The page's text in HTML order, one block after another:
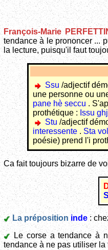
François-Marie
tendance à le prononcer ...
la lecture, puisqu'il faut
Ssu /adjectif
une personne ou
pane hè seccu .
prothétique : Issu
Stu /adjectif
interessente . Sta
poésie) prend l'i
Ca fait toujours bizarre de
La préposition inde :
Le corse a tendance à
tendance à ne pas utiliser